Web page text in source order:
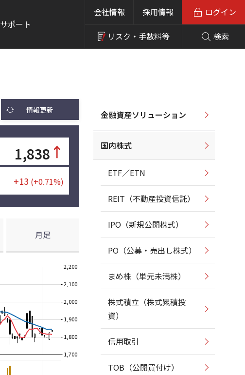
ポート
会社情報 採用情報
リスク・ 手数料等 検索
ログイン
情報更新
1,838 ↑
+13 (+0.71%)
月足
1,700
1,800
1,900
2,000
2,100
2,200
金融資産ソリューション
国内株式
ETF／ETN
REIT（不動産投資信託）
IPO（新規公開株式）
PO（公募・売出し株式）
まめ株（単元未満株）
株式積立（株式累積投
資）
信用取引
TOB（公開買付け）